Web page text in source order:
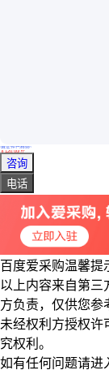
龚府产地散装花香薯香武夷 山红茶正山小种茶叶批
真实性已核验
￥120.00/斤
福建泉州
咨询
电话
百度爱采购温馨提
以上内容来自第三
方负责，仅供您参
未经权利方授权许
究权利。
如有任何问题请进